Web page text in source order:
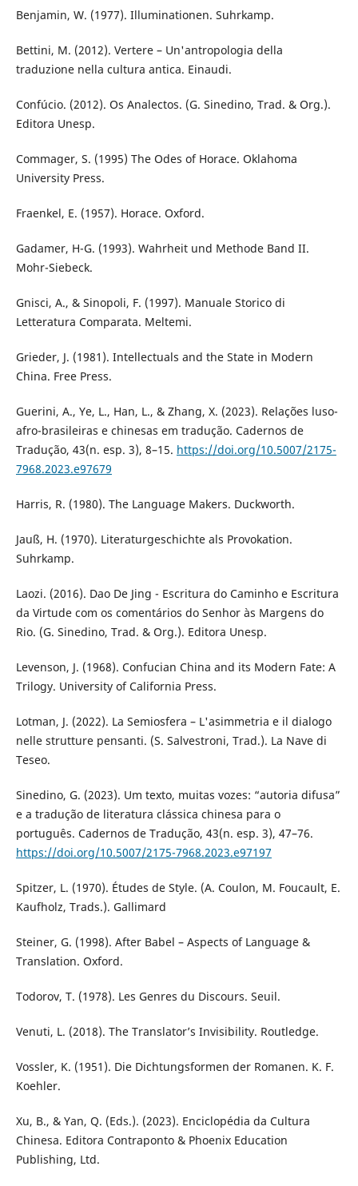
Benjamin, W. (1977). Illuminationen. Suhrkamp.
Bettini, M. (2012). Vertere – Un'antropologia della
traduzione nella cultura antica. Einaudi.
Confúcio. (2012). Os Analectos. (G. Sinedino, Trad. & Org.).
Editora Unesp.
Commager, S. (1995) The Odes of Horace. Oklahoma
University Press.
Fraenkel, E. (1957). Horace. Oxford.
Gadamer, H-G. (1993). Wahrheit und Methode Band II.
Mohr-Siebeck.
Gnisci, A., & Sinopoli, F. (1997). Manuale Storico di
Letteratura Comparata. Meltemi.
Grieder, J. (1981). Intellectuals and the State in Modern
China. Free Press.
Guerini, A., Ye, L., Han, L., & Zhang, X. (2023). Relações luso-
afro-brasileiras e chinesas em tradução. Cadernos de
Tradução, 43(n. esp. 3), 8–15. https://doi.org/10.5007/2175-
7968.2023.e97679
Harris, R. (1980). The Language Makers. Duckworth.
Jauß, H. (1970). Literaturgeschichte als Provokation.
Suhrkamp.
Laozi. (2016). Dao De Jing - Escritura do Caminho e Escritura
da Virtude com os comentários do Senhor às Margens do
Rio. (G. Sinedino, Trad. & Org.). Editora Unesp.
Levenson, J. (1968). Confucian China and its Modern Fate: A
Trilogy. University of California Press.
Lotman, J. (2022). La Semiosfera – L'asimmetria e il dialogo
nelle strutture pensanti. (S. Salvestroni, Trad.). La Nave di
Teseo.
Sinedino, G. (2023). Um texto, muitas vozes: “autoria difusa”
e a tradução de literatura clássica chinesa para o
português. Cadernos de Tradução, 43(n. esp. 3), 47–76.
https://doi.org/10.5007/2175-7968.2023.e97197
Spitzer, L. (1970). Études de Style. (A. Coulon, M. Foucault, E.
Kaufholz, Trads.). Gallimard
Steiner, G. (1998). After Babel – Aspects of Language &
Translation. Oxford.
Todorov, T. (1978). Les Genres du Discours. Seuil.
Venuti, L. (2018). The Translator’s Invisibility. Routledge.
Vossler, K. (1951). Die Dichtungsformen der Romanen. K. F.
Koehler.
Xu, B., & Yan, Q. (Eds.). (2023). Enciclopédia da Cultura
Chinesa. Editora Contraponto & Phoenix Education
Publishing, Ltd.